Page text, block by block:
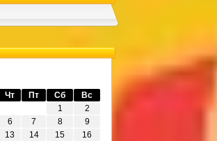
Чт Пт Сб
Вс
1
2
6 7 8
9
13 14 15
16